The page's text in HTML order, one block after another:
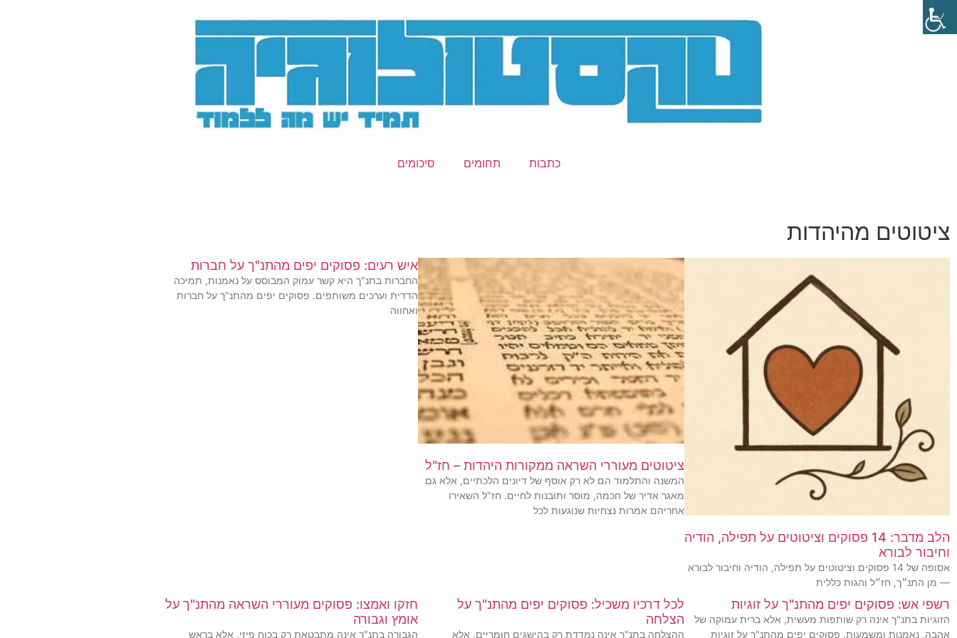
כתבות תחומים סיכומים
ציטוטים מהיהדות
הלב מדבר: 14 פסוקים וציטוטים על תפילה, הודיה
וחיבור לבורא
אסופה של 14 פסוקים וציטוטים על תפילה, הודיה וחיבור לבורא
— מן התנ״ך, חז״ל והגות כללית
ציטוטים מעוררי השראה ממקורות היהדות – חז"ל
המשנה והתלמוד הם לא רק אוסף של דיונים הלכתיים, אלא גם
מאגר אדיר של חכמה, מוסר ותובנות לחיים. חז"ל השאירו
אחריהם אמרות נצחיות שנוגעות לכל
איש רעים: פסוקים יפים מהתנ"ך על חברות
החברות בתנ"ך היא קשר עמוק המבוסס על נאמנות, תמיכה
הדדית וערכים משותפים. פסוקים יפים מהתנ"ך על חברות
ואחווה
רשפי אש: פסוקים יפים מהתנ"ך על זוגיות
הזוגיות בתנ"ך אינה רק שותפות מעשית, אלא ברית עמוקה של
אהבה, נאמנות ומשמעות. פסוקים יפים מהתנ"ך על זוגיות
לכל דרכיו משכיל: פסוקים יפים מהתנ"ך על
הצלחה
ההצלחה בתנ"ך אינה נמדדת רק בהישגים חומריים, אלא
חזקו ואמצו: פסוקים מעוררי השראה מהתנ"ך על
אומץ וגבורה
הגבורה בתנ"ך אינה מתבטאת רק בכוח פיזי, אלא בראש